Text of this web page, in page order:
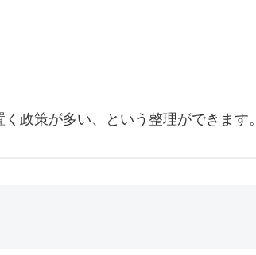
く政策が多い、という整理ができます。